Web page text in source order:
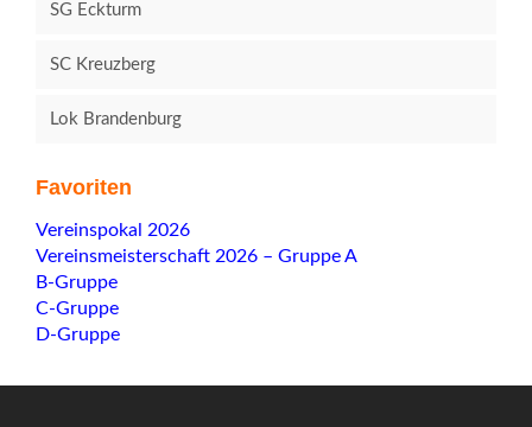
SG Eckturm
SC Kreuzberg
Lok Brandenburg
Favoriten
Navigation
überspringen
Vereinspokal 2026
Vereinsmeisterschaft 2026 – Gruppe A
B-Gruppe
C-Gruppe
D-Gruppe